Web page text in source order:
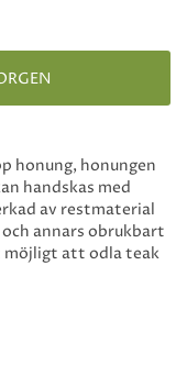
honung, honungen
handskas med
av restmaterial
annars obrukbart
att odla teak